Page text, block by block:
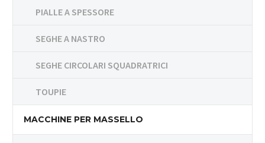
PIALLE A SPESSORE
SEGHE A NASTRO
SEGHE CIRCOLARI SQUADRATRICI
TOUPIE
MACCHINE PER MASSELLO